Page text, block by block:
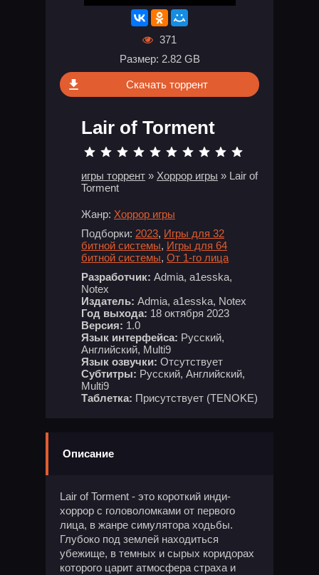
371
Размер: 2.82 GB
Скачать торрент
Lair of Torment
игры торрент » Хоррор игры » Lair of
Torment
Жанр: Хоррор игры
Подборки: 2023, Игры для 32
битной системы, Игры для 64
битной системы, От 1-го лица
Разработчик: Admia, a1esska,
Notex
Издатель: Admia, a1esska, Notex
Год выхода: 18 октября 2023
Версия: 1.0
Язык интерфейса: Русский,
Английский, Multi9
Язык озвучки: Отсутствует
Субтитры: Русский, Английский,
Multi9
Таблетка: Присутствует (TENOKE)
Описание
Lair of Torment - это короткий инди-
хоррор с головоломками от первого
лица, в жанре симулятора ходьбы.
Глубоко под землей находиться
убежище, в темных и сырых коридорах
которого царит атмосфера страха и